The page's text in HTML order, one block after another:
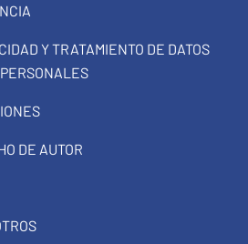
Y TRATAMIENTO DE DATOS
PERSONALES
DE AUTOR